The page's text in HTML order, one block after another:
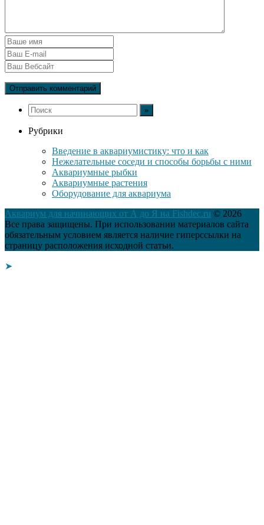
Рубрики
Введение в аквариумистику: что и как
Нежелательные соседи и способы борьбы с ними
Аквариумные рыбки
Аквариумные растения
Оборудование для аквариума
Аквариум для начинающих от А до Я на Fishdec.ru © 2026
Все права защищены. При использовании материалов сайта
обязательным условием является наличие гиперссылки на
страницу расположения исходной статьи.
➤